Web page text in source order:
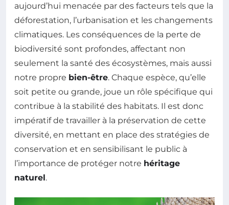
aujourd’hui menacée par des facteurs tels que la
déforestation, l’urbanisation et les changements
climatiques. Les conséquences de la perte de
biodiversité sont profondes, affectant non
seulement la santé des écosystèmes, mais aussi
notre propre bien-être. Chaque espèce, qu’elle
soit petite ou grande, joue un rôle spécifique qui
contribue à la stabilité des habitats. Il est donc
impératif de travailler à la préservation de cette
diversité, en mettant en place des stratégies de
conservation et en sensibilisant le public à
l’importance de protéger notre héritage
naturel.